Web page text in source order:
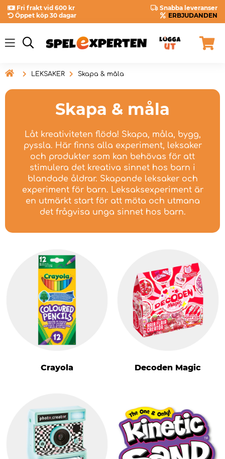
Fri frakt vid 600 kr
Snabba leveranser
Öppet köp 30 dagar
ERBJUDANDEN
 LEKSAKER Skapa & måla
Skapa & måla
Låt kreativiteten flöda! Skapa, måla, bygg,
pyssla. Här finns alla experiment, leksaker
och produkter som kan behövas för att
stimulera det kreativa sinnet hos barn i
blandade åldrar. Skapande leksaker och
experiment för barn. Leksaksexperiment är
en utmärkt start för att möta och utmana
det frågvisa unga sinnet hos barn.
Crayola Decoden Magic